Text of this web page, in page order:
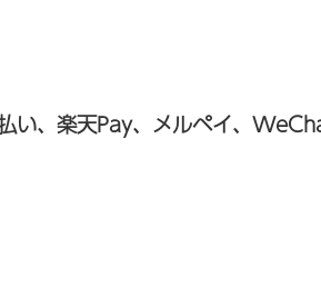
、楽天Pay、メルペイ、